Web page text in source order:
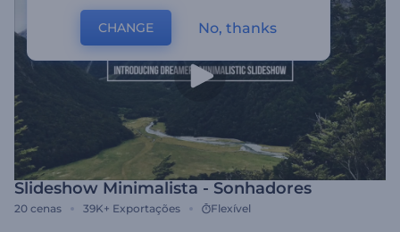
Slideshow Minimalista - Sonhadores
20 cenas 39K+ Exportações Flexível
CHANGE No, thanks